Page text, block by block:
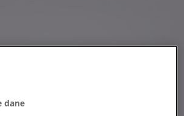
dane